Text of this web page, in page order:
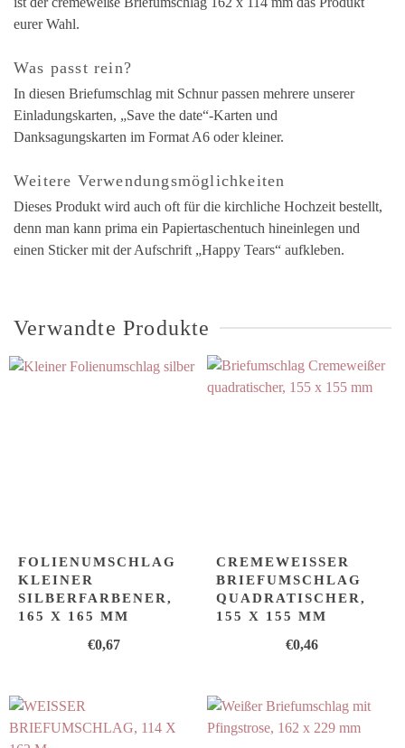
eurer Wahl.
Was passt rein?
In diesen Briefumschlag mit Schnur passen mehrere unserer
Einladungskarten, „Save the date“-Karten und
Danksagungskarten im Format A6 oder kleiner.
Weitere Verwendungsmöglichkeiten
Dieses Produkt wird auch oft für die kirchliche Hochzeit bestellt,
denn man kann prima ein Papiertaschentuch hineinlegen und
einen Sticker mit der Aufschrift „Happy Tears“ aufkleben.
Verwandte Produkte
FOLIENUMSCHLAG
KLEINER
SILBERFARBENER,
165 X 165 MM
€0,67
CREMEWEISSER B
RIEFUMSCHLAG Q
UADRATISCHER, 1
55 X 155 MM
€0,46